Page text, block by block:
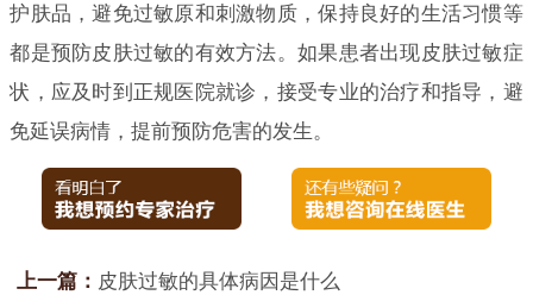
护肤品，避免过敏原和刺激物质，保持良好的生活习惯等
都是预防皮肤过敏的有效方法。如果患者出现皮肤过敏症
状，应及时到正规医院就诊，接受专业的治疗和指导，避
免延误病情，提前预防危害的发生。
上一篇： 皮肤过敏的具体病因是什么